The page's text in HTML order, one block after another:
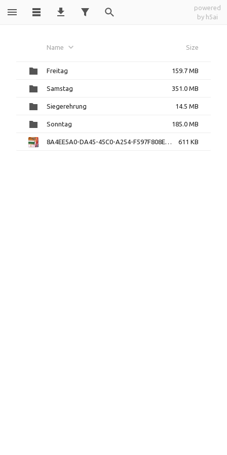
powered
by h5ai
Name Size
Freitag 159.7 MB
Samstag 351.0 MB
Siegerehrung 14.5 MB
Sonntag 185.0 MB
8A4EE5A0-DA45-45C0-A254-F597F808E15D.jpg 611 KB